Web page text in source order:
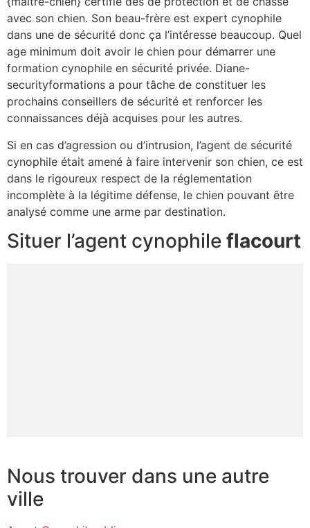
avec son chien. Son beau-frère est expert cynophile
dans une de sécurité donc ça l’intéresse beaucoup. Quel
age minimum doit avoir le chien pour démarrer une
formation cynophile en sécurité privée. Diane-
securityformations a pour tâche de constituer les
prochains conseillers de sécurité et renforcer les
connaissances déjà acquises pour les autres.
Si en cas d’agression ou d’intrusion, l’agent de sécurité
cynophile était amené à faire intervenir son chien, ce est
dans le rigoureux respect de la réglementation
incomplète à la légitime défense, le chien pouvant être
analysé comme une arme par destination.
Situer l’agent cynophile flacourt
Nous trouver dans une autre
ville